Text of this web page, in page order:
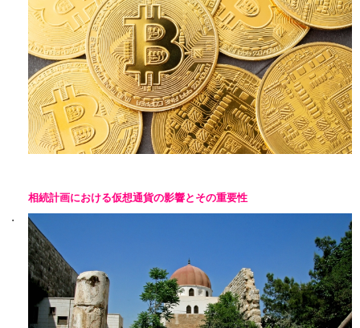
相続計画における仮想通貨の影響とその重要性